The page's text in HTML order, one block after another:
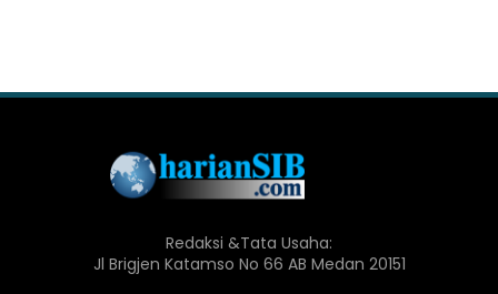
Redaksi &Tata Usaha:
Jl Brigjen Katamso No 66 AB Medan 20151